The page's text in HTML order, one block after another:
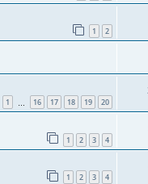
1 2
1 16 17 18 19 20
1 2 3 4
1 2 3 4